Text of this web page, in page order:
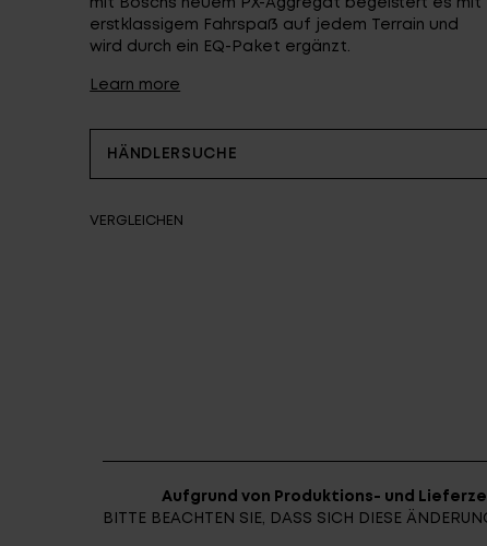
mit Boschs neuem PX-Aggregat begeistert es mit
erstklassigem Fahrspaß auf jedem Terrain und
wird durch ein EQ-Paket ergänzt.
Learn more
HÄNDLERSUCHE
VERGLEICHEN
Aufgrund von Produktions- und
BITTE BEACHTEN SIE, DASS SICH DIESE